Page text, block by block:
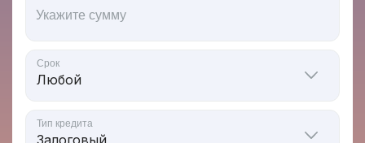
Укажите сумму
Срок
Тип кредита